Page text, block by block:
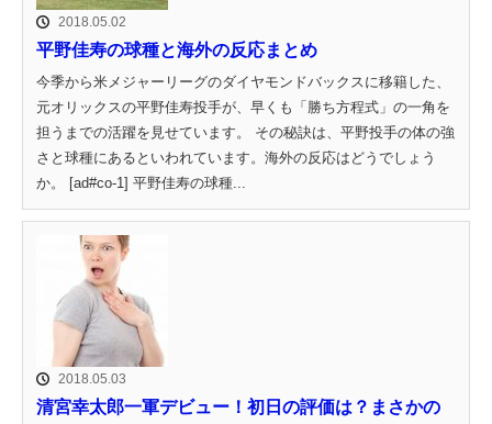
2018.05.02
平野佳寿の球種と海外の反応まとめ
今季から米メジャーリーグのダイヤモンドバックスに移籍した、
元オリックスの平野佳寿投手が、早くも「勝ち方程式」の一角を
担うまでの活躍を見せています。 その秘訣は、平野投手の体の強
さと球種にあるといわれています。海外の反応はどうでしょう
か。 [ad#co-1] 平野佳寿の球種...
2018.05.03
清宮幸太郎一軍デビュー！初日の評価は？まさかの